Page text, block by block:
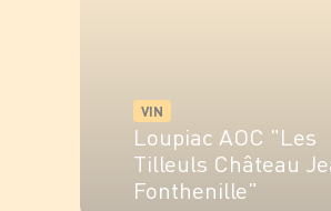
VIN
Loupiac AOC "Les
Tilleuls Château
Fonthenille"